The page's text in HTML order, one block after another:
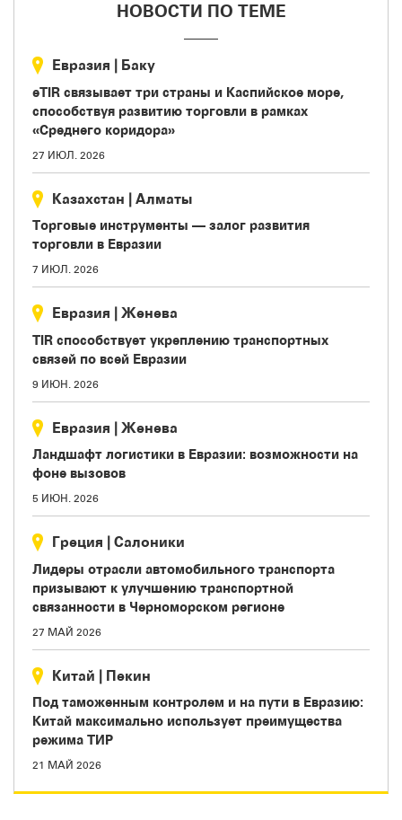
НОВОСТИ ПО ТЕМЕ
Евразия | Баку
eTIR связывает три страны и Каспийское море,
способствуя развитию торговли в рамках
«Среднего коридора»
27 ИЮЛ. 2026
Казахстан | Aлматы
Торговые инструменты — залог развития
торговли в Евразии
7 ИЮЛ. 2026
Евразия | Женева
TIR способствует укреплению транспортных
связей по всей Евразии
9 ИЮН. 2026
Евразия | Женева
Ландшафт логистики в Евразии: возможности на
фоне вызовов
5 ИЮН. 2026
Греция | Салоники
Лидеры отрасли автомобильного транспорта
призывают к улучшению транспортной
связанности в Черноморском регионе
27 МАЙ 2026
Китай | Пекин
Под таможенным контролем и на пути в Евразию:
Китай максимально использует преимущества
режима ТИР
21 МАЙ 2026